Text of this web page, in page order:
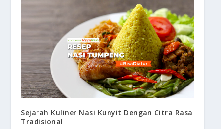
Sejarah Kuliner Nasi Kunyit Dengan Citra Rasa
Tradisional